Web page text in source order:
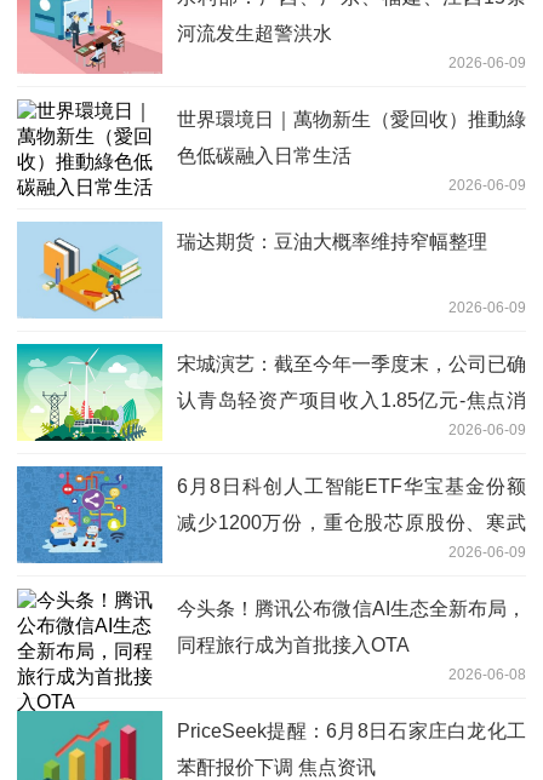
河流发生超警洪水
2026-06-09
世界環境日｜萬物新生（愛回收）推動綠
色低碳融入日常生活
2026-06-09
瑞达期货：豆油大概率维持窄幅整理
2026-06-09
宋城演艺：截至今年一季度末，公司已确
认青岛轻资产项目收入1.85亿元-焦点消
2026-06-09
6月8日科创人工智能ETF华宝基金份额
减少1200万份，重仓股芯原股份、寒武
2026-06-09
今头条！腾讯公布微信AI生态全新布局，
同程旅行成为首批接入OTA
2026-06-08
PriceSeek提醒：6月8日石家庄白龙化工
苯酐报价下调 焦点资讯